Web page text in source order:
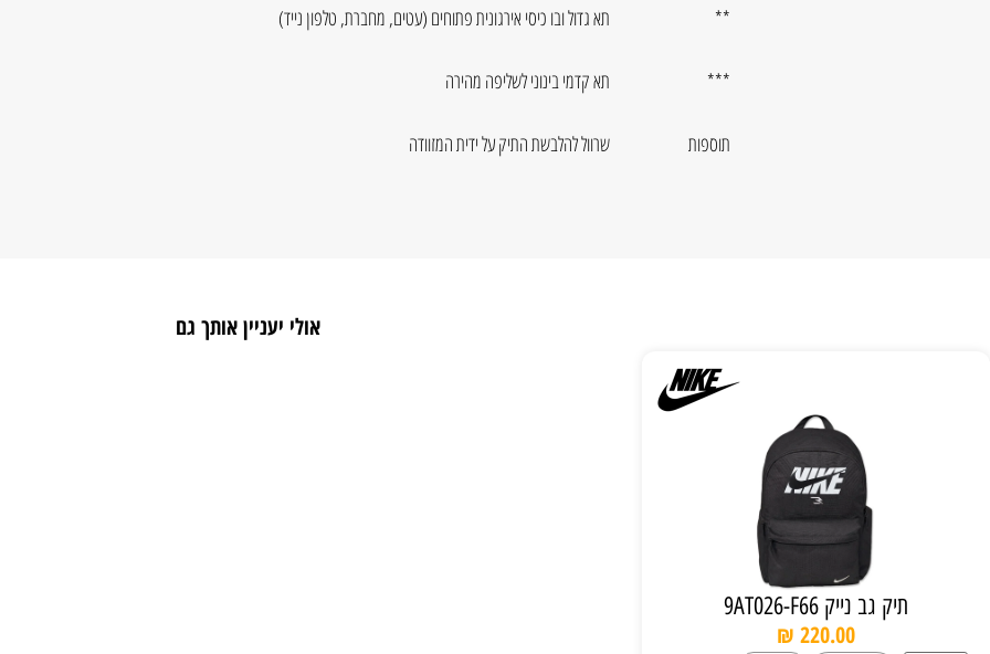
** תא גדול ובו כיסי אירגונית פתוחים (עטים, מחברת, טלפון נייד)
*** תא קדמי בינוני לשליפה מהירה
תוספות שרוול להלבשת התיק על ידית המזוודה
אולי יעניין אותך גם
תיק גב נייק 9AT026-F66
₪ 220.00